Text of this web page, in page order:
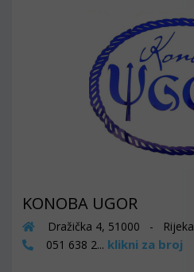
KONOBA UGOR
Dražička 4, 51000 - Rijeka
051 638 2... klikni za broj